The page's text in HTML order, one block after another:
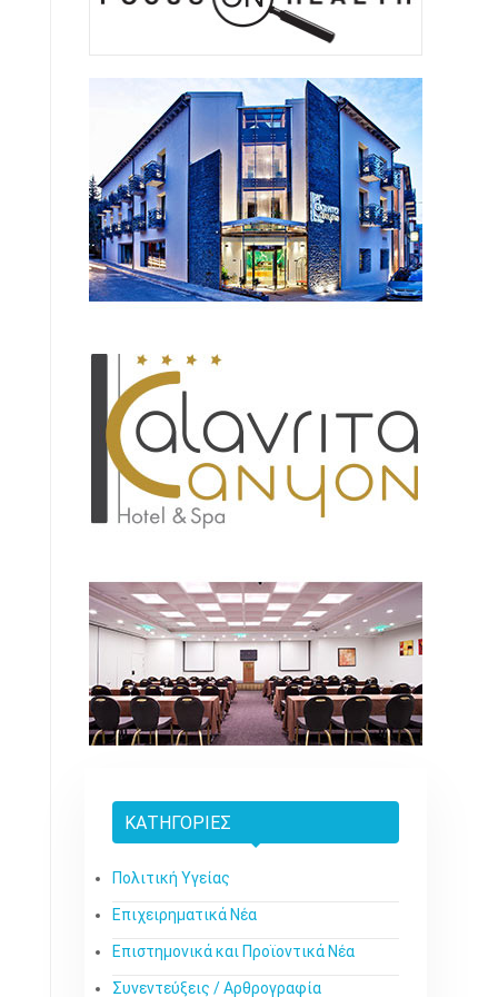
ΚΑΤΗΓΟΡΊΕΣ
Πολιτική Υγείας
Επιχειρηματικά Νέα
Επιστημονικά και Προϊοντικά Νέα
Συνεντεύξεις / Αρθρογραφία